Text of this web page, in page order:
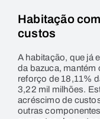
Habitação
custos
A habitação, que já
da bazuca, mantém
reforço de 18,11%
3,22 mil milhões.
acréscimo de
outras